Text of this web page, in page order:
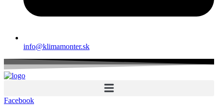
info@klimamonter.sk
Facebook